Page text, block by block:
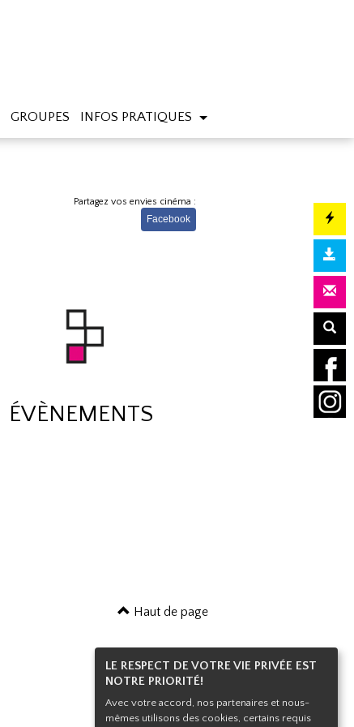
LE RESPECT DE VOTRE VIE PRIVÉE EST
NOTRE PRIORITÉ!
Avec votre accord, nos partenaires et nous-
mêmes utilisons des cookies, certains requis
GROUPES INFOS PRATIQUES
Partagez vos envies cinéma :
Facebook
ÉVÈNEMENTS
Haut de page